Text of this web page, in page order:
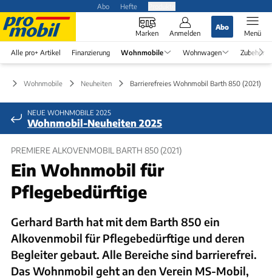
Abo Hefte
Marken Anmelden
Abo
Menü
Alle pro+ Artikel Finanzierung Wohnmobile Wohnwagen Zubehör
Wohnmobile Neuheiten Barrierefreies Wohnmobil Barth 850 (2021)
NEUE WOHNMOBILE 2025
Wohnmobil-Neuheiten 2025
PREMIERE ALKOVENMOBIL BARTH 850 (2021)
Ein Wohnmobil für
Pflegebedürftige
Gerhard Barth hat mit dem Barth 850 ein
Alkovenmobil für Pflegebedürftige und deren
Begleiter gebaut. Alle Bereiche sind barrierefrei.
Das Wohnmobil geht an den Verein MS-Mobil,